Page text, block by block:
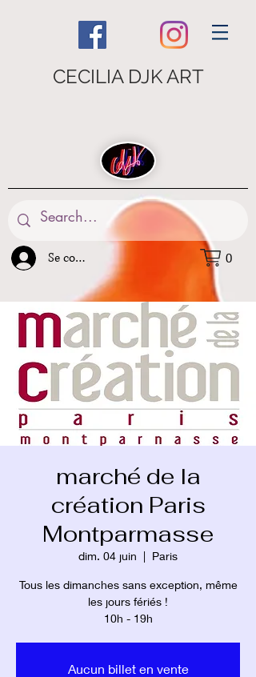
CECILIA DJK ART
Se connecter 0
marché de la
création Paris
Montparmasse
dim. 04 juin
  |
Paris
Tous les dimanches sans exception, même
les jours fériés !
10h - 19h
Aucun billet en vente